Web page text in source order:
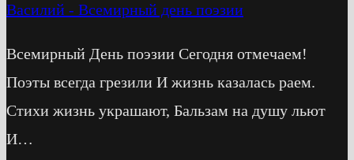
Василий - Всемирный день поэзии
Всемирный День поэзии Сегодня отмечаем!
Поэты всегда грезили И жизнь казалась раем.
Стихи жизнь украшают, Бальзам на душу льют
И…